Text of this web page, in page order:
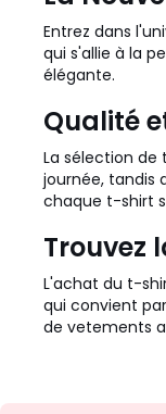
Entrez dans
qui s'allie à la
élégante.
Qualité
La sélection de
journée, tandis
chaque t-shirt
Trouvez
L'achat du t-
qui convient
de vetements